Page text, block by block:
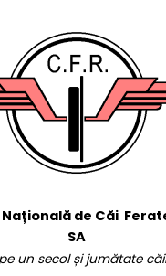
de Căi
SA
un secol și jumătate